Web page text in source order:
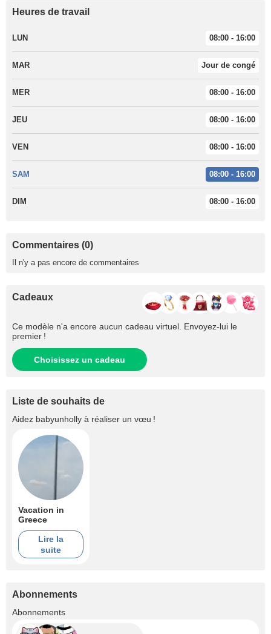
Heures de travail
LUN 08:00 - 16:00
MAR Jour de congé
MER 08:00 - 16:00
JEU 08:00 - 16:00
VEN 08:00 - 16:00
SAM 08:00 - 16:00
DIM 08:00 - 16:00
Commentaires (0)
Il n'y a pas encore de commentaires
Cadeaux
Ce modèle n'a encore aucun cadeau virtuel. Envoyez-lui le
premier !
Choisissez un cadeau
Liste de souhaits de
Aidez babyunholly à réaliser un vœu !
Vacation in
Greece
Lire la
suite
Abonnements
Abonnements